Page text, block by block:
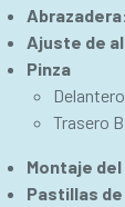
Abrazadera
Ajuste de
Pinza
Trasero
Montaje
Pastillas